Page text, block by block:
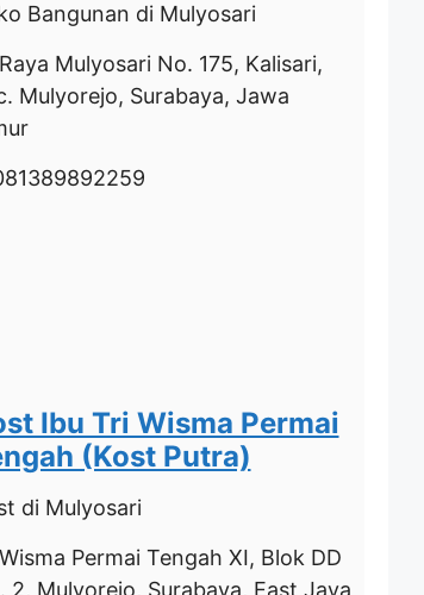
Bangunan di Mulyosari
Mulyosari No. 175, Kalisari,
Mulyorejo, Surabaya, Jawa
Ibu Tri Wisma Permai
(Kost Putra)
di Mulyosari
Permai Tengah XI, Blok DD
2, Mulyorejo, Surabaya, East Java